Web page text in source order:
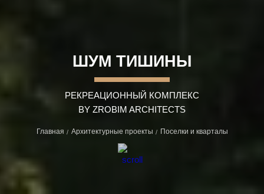
ШУМ ТИШИНЫ
РЕКРЕАЦИОННЫЙ КОМПЛЕКС
BY ZROBIM ARCHITECTS
Главная Архитектурные проекты Поселки и кварталы